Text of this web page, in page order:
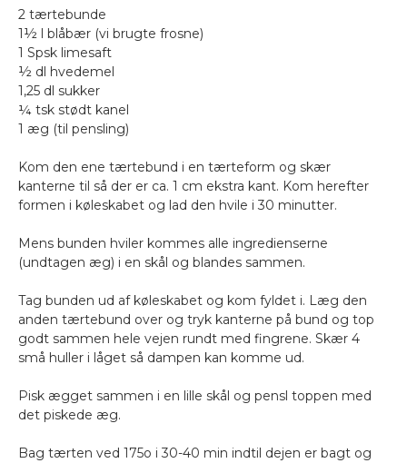
2 tærtebunde
1½ l blåbær (vi brugte frosne)
1 Spsk limesaft
½ dl hvedemel
1,25 dl sukker
¼ tsk stødt kanel
1 æg (til pensling)
Kom den ene tærtebund i en tærteform og skær
kanterne til så der er ca. 1 cm ekstra kant. Kom herefter
formen i køleskabet og lad den hvile i 30 minutter.
Mens bunden hviler kommes alle ingredienserne
(undtagen æg) i en skål og blandes sammen.
Tag bunden ud af køleskabet og kom fyldet i. Læg den
anden tærtebund over og tryk kanterne på bund og top
godt sammen hele vejen rundt med fingrene. Skær 4
små huller i låget så dampen kan komme ud.
Pisk ægget sammen i en lille skål og pensl toppen med
det piskede æg.
Bag tærten ved 175o i 30-40 min indtil dejen er bagt og